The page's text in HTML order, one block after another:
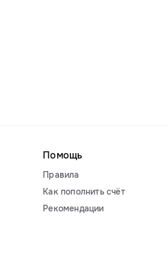
Помощь
Правила
Как пополнить счёт
Рекомендации